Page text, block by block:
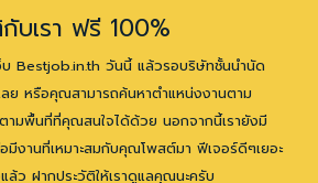
บเรา ฟรี 100%
บ Bestjob.in.th วันนี้ แล้วรอบริษัทชั้นนำนัด
ย หรือคุณสามารถค้นหาตำแหน่งงานตาม
ามพื้นที่ที่คุณสนใจได้ด้วย นอกจากนี้เรายังมี
มีงานที่เหมาะสมกับคุณโพสต์มา ฟีเจอร์ดีๆเยอะ
ล้ว ฝากประวัติให้เราดูแลคุณนะครับ